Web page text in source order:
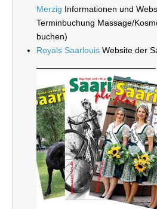
Merzig Informationen und
Terminbuchung Massage/
buchen)
Royals Saarlouis Website der